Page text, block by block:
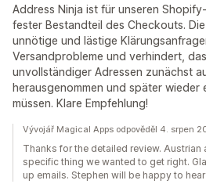
Address Ninja ist für unseren
fester Bestandteil des Checkouts.
unnötige und lästige
Versandprobleme und verhindert,
unvollständiger Adressen zunächst
herausgenommen und später wieder
müssen. Klare Empfehlung!
Vývojář Magical Apps odpověděl 4. srpen
Thanks for the detailed review. Austrian
specific thing we wanted to get right.
up emails. Stephen will be happy to